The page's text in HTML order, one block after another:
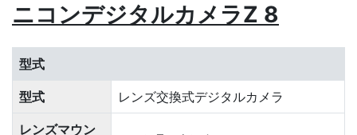
ニコンデジタルカメラZ 8
型式
型式 レンズ交換式デジタルカメラ
レンズマウン